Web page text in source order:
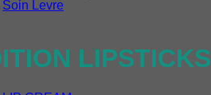
Soin Levre
LIPSTICKS